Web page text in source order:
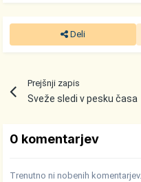
Deli
Prejšnji zapis
Sveže sledi v pesku časa
0 komentarjev
Trenutno ni nobenih komentarjev.